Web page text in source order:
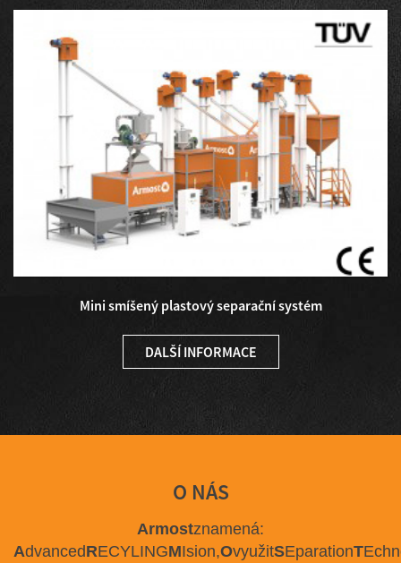
Mini smíšený plastový separační systém
DALŠÍ INFORMACE
O NÁS
Armostznamená:
AdvancedRECYLINGMIsion,OvyužitSEparationT